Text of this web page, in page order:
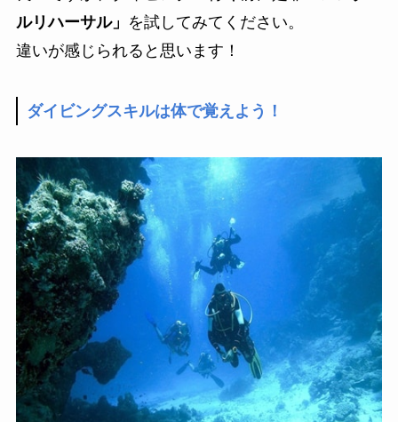
ルリハーサル」 を試してみてください。
違いが感じられると思います！
ダイビングスキルは体で覚えよう！